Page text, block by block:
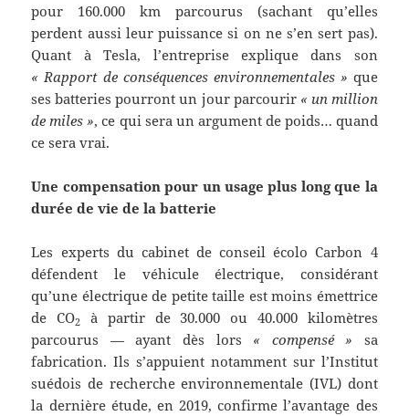
pour 160.000 km parcourus (sachant qu’elles
perdent aussi leur puissance si on ne s’en sert pas).
Quant à Tesla, l’entreprise explique dans son
« Rapport de conséquences environnementales » que
ses batteries pourront un jour parcourir « un million
de miles », ce qui sera un argument de poids… quand
ce sera vrai.
Une compensation pour un usage plus long que la
durée de vie de la batterie
Les experts du cabinet de conseil écolo Carbon 4
défendent le véhicule électrique, considérant
qu’une électrique de petite taille est moins émettrice
de CO2
à partir de 30.000 ou 40.000 kilomètres
parcourus — ayant dès lors « compensé » sa
fabrication. Ils s’appuient notamment sur l’Institut
suédois de recherche environnementale (IVL) dont
la dernière étude, en 2019, confirme l’avantage des